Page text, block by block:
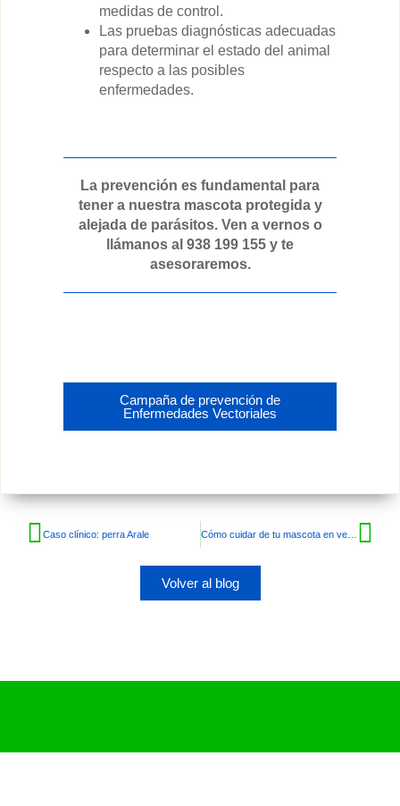
medidas de control.
Las pruebas diagnósticas adecuadas
para determinar el estado del animal
respecto a las posibles
enfermedades.
La prevención es fundamental para
tener a nuestra mascota protegida y
alejada de parásitos. Ven a vernos o
llámanos al 938 199 155 y te
asesoraremos.
Campaña de prevención de
Enfermedades Vectoriales
Caso clínico: perra Arale Cómo cuidar de tu mascota en verano
Volver al blog